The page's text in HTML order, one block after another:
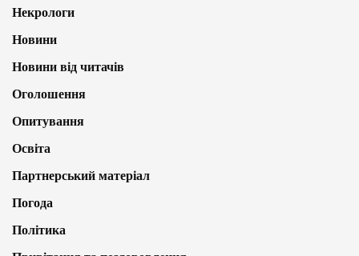
Некрологи
Новини
Новини від читачів
Оголошення
Опитування
Освіта
Партнерський матеріал
Погода
Політика